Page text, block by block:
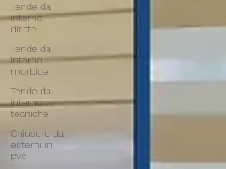
Tende da
interno
diritte
Tende da
interno
morbide
Tende da
interno
tecniche
Chiusure da
esterni in
pvc